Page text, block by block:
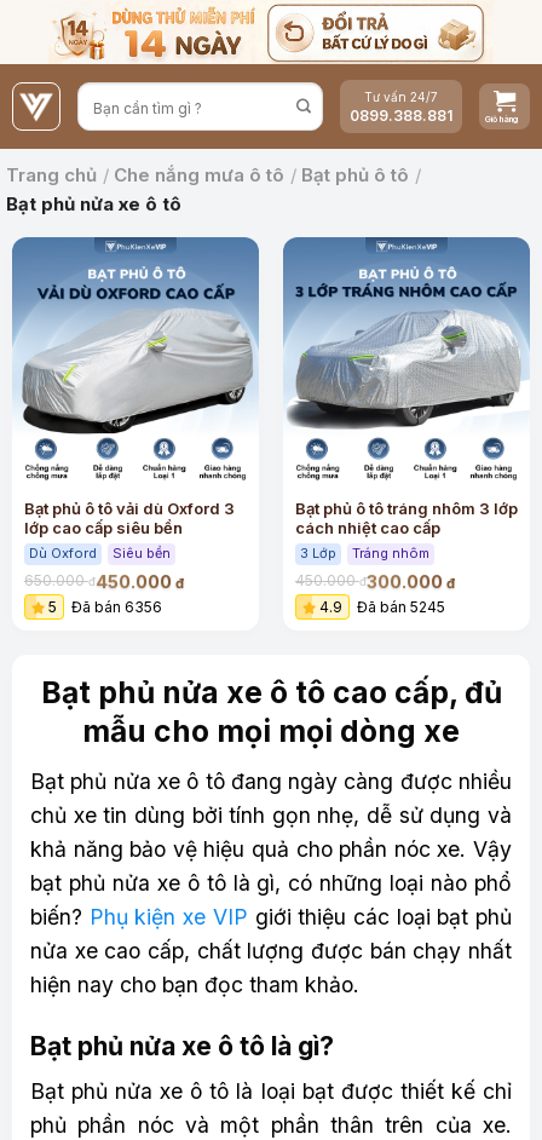
nội
dung
Tư vấn 24/7
0899.388.881
Trang chủ / Che nắng mưa ô tô / Bạt phủ ô tô /
Bạt phủ nửa xe ô tô
Bạt phủ ô tô vải dù Oxford 3
lớp cao cấp siêu bền
Dù Oxford Siêu bền
650.000đ450.000 đ
5 Đã bán 6356
Bạt phủ ô tô tráng nhôm 3 lớp
cách nhiệt cao cấp
3 Lớp Tráng nhôm
450.000đ300.000 đ
4.9 Đã bán 5245
Bạt phủ nửa xe ô tô cao cấp, đủ
mẫu cho mọi mọi dòng xe
Bạt phủ nửa xe ô tô đang ngày càng được nhiều
chủ xe tin dùng bởi tính gọn nhẹ, dễ sử dụng và
khả năng bảo vệ hiệu quả cho phần nóc xe. Vậy
bạt phủ nửa xe ô tô là gì, có những loại nào phổ
biến? Phụ kiện xe VIP giới thiệu các loại bạt phủ
nửa xe cao cấp, chất lượng được bán chạy nhất
hiện nay cho bạn đọc tham khảo.
Bạt phủ nửa xe ô tô là gì?
Bạt phủ nửa xe ô tô là loại bạt được thiết kế chỉ
phủ phần nóc và một phần thân trên của xe.